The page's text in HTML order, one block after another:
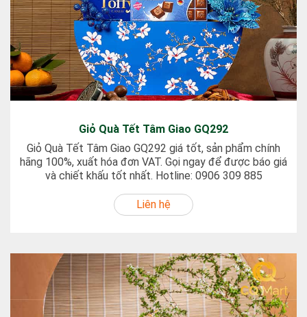
Giỏ Quà Tết Tâm Giao GQ292
Giỏ Quà Tết Tâm Giao GQ292 giá tốt, sản phẩm chính
hãng 100%, xuất hóa đơn VAT. Gọi ngay để được báo giá
và chiết khấu tốt nhất. Hotline: 0906 309 885
Liên hệ